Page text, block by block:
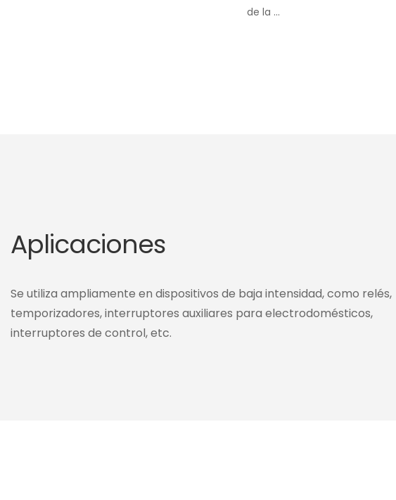
de la ...
Aplicaciones
Se utiliza ampliamente en dispositivos de baja intensidad, como relés,
temporizadores, interruptores auxiliares para electrodomésticos,
interruptores de control, etc.